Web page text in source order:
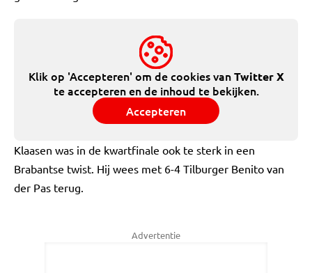
Klik op 'Accepteren' om de cookies vanTwitter X
te accepteren en de inhoud te bekijken.
Accepteren
Klaasen was in de kwartfinale ook te sterk in een
Brabantse twist. Hij wees met 6-4 Tilburger Benito van
der Pas terug.
Advertentie